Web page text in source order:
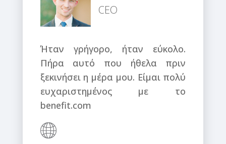
CEO
Ήταν γρήγορο, ήταν εύκολο.
Πήρα αυτό που ήθελα πριν
ξεκινήσει η μέρα μου. Είμαι πολύ
ευχαριστημένος με το
benefit.com